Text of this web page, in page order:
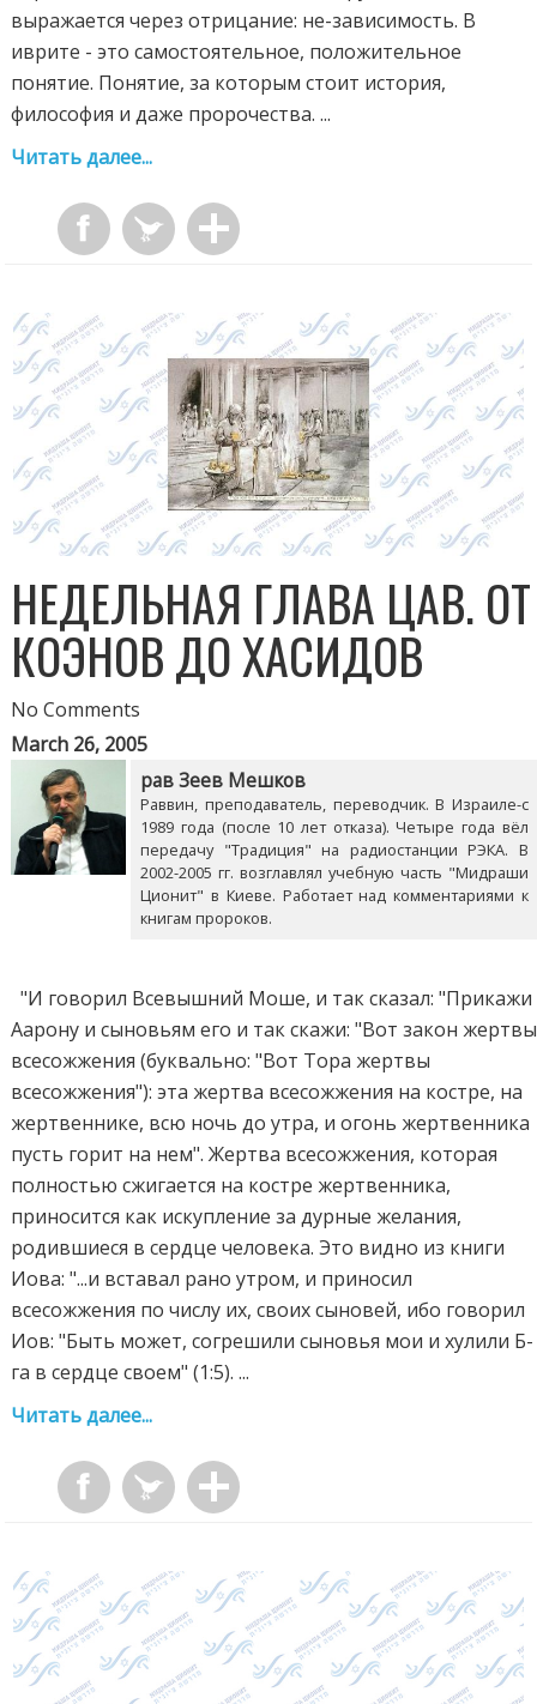
выражается через отрицание: не-зависимость. В
иврите - это самостоятельное, положительное
понятие. Понятие, за которым стоит история,
философия и даже пророчества. ...
Читать далее...
НЕДЕЛЬНАЯ ГЛАВА ЦАВ. ОТ
КОЭНОВ ДО ХАСИДОВ
No Comments
March 26, 2005
рав Зеев Мешков
Раввин, преподаватель, переводчик. В Израиле-с
1989 года (после 10 лет отказа). Четыре года вёл
передачу "Традиция" на радиостанции РЭКА. В
2002-2005 гг. возглавлял учебную часть "Мидраши
Ционит" в Киеве. Работает над комментариями к
книгам пророков.
"И говорил Всевышний Моше, и так сказал: "Прикажи
Аарону и сыновьям его и так скажи: "Вот закон жертвы
всесожжения (буквально: "Вот Тора жертвы
всесожжения"): эта жертва всесожжения на костре, на
жертвеннике, всю ночь до утра, и огонь жертвенника
пусть горит на нем". Жертва всесожжения, которая
полностью сжигается на костре жертвенника,
приносится как искупление за дурные желания,
родившиеся в сердце человека. Это видно из книги
Иова: "...и вставал рано утром, и приносил
всесожжения по числу их, своих сыновей, ибо говорил
Иов: "Быть может, согрешили сыновья мои и хулили Б-
га в сердце своем" (1:5). ...
Читать далее...